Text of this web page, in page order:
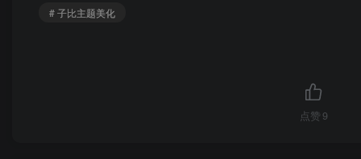
# 子比主题美化
点赞 9